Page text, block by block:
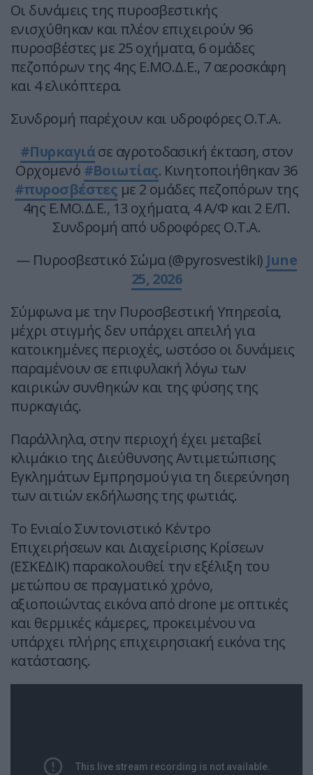
Oι δυνάμεις της πυροσβεστικής
ενισχύθηκαν και πλέον επιχειρούν 96
πυροσβέστες με 25 οχήματα, 6 ομάδες
πεζοπόρων της 4ης Ε.ΜΟ.Δ.Ε., 7 αεροσκάφη
και 4 ελικόπτερα.
Συνδρομή παρέχουν και υδροφόρες Ο.Τ.Α.
#Πυρκαγιάσε αγροτοδασική έκταση, στον
Ορχομενό #Βοιωτίας. Κινητοποιήθηκαν 36
#πυροσβέστες με 2 ομάδες πεζοπόρων της
4ης Ε.ΜΟ.Δ.Ε., 13 οχήματα, 4 Α/Φ και 2 Ε/Π.
Συνδρομή από υδροφόρες Ο.Τ.Α.
— Πυροσβεστικό Σώμα (@pyrosvestiki) June
25, 2026
Σύμφωνα με την Πυροσβεστική Υπηρεσία,
μέχρι στιγμής δεν υπάρχει απειλή για
κατοικημένες περιοχές, ωστόσο οι δυνάμεις
παραμένουν σε επιφυλακή λόγω των
καιρικών συνθηκών και της φύσης της
πυρκαγιάς.
Παράλληλα, στην περιοχή έχει μεταβεί
κλιμάκιο της Διεύθυνσης Αντιμετώπισης
Εγκλημάτων Εμπρησμού για τη διερεύνηση
των αιτιών εκδήλωσης της φωτιάς.
Το Ενιαίο Συντονιστικό Κέντρο
Επιχειρήσεων και Διαχείρισης Κρίσεων
(ΕΣΚΕΔΙΚ) παρακολουθεί την εξέλιξη του
μετώπου σε πραγματικό χρόνο,
αξιοποιώντας εικόνα από drone με οπτικές
και θερμικές κάμερες, προκειμένου να
υπάρχει πλήρης επιχειρησιακή εικόνα της
κατάστασης.